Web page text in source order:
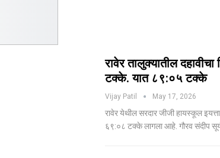
रावेर तालुक्यातील
टक्के. यात ८९:०५ टक्के
Vijay Patil May 17, 2026
रावेर येथील सरदार जीजी हायस्कूल
६९:०८ टक्के लागला आहे. गौरव संदीप